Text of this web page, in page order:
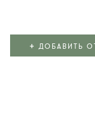
+ ДОБАВИТЬ